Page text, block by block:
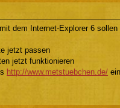
dem Internet-Explorer 6 sollen
jetzt passen
jetzt funktionieren
http://www.metstuebchen.de/